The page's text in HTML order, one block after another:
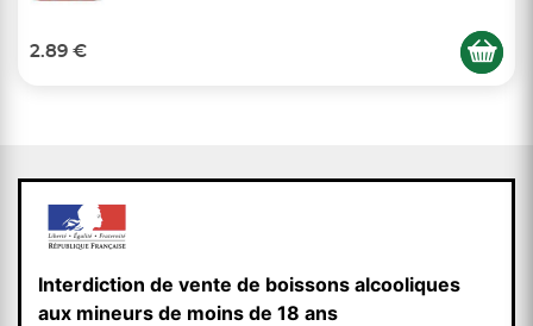
2.89 €
Interdiction de vente de boissons alcooliques
aux mineurs de moins de 18 ans